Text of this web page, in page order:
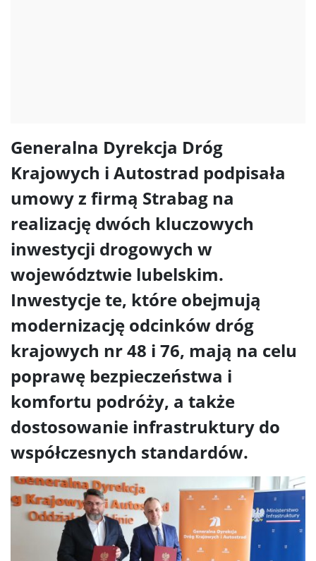
Generalna Dyrekcja Dróg
Krajowych i Autostrad podpisała
umowy z firmą Strabag na
realizację dwóch kluczowych
inwestycji drogowych w
województwie lubelskim.
Inwestycje te, które obejmują
modernizację odcinków dróg
krajowych nr 48 i 76, mają na celu
poprawę bezpieczeństwa i
komfortu podróży, a także
dostosowanie infrastruktury do
współczesnych standardów.